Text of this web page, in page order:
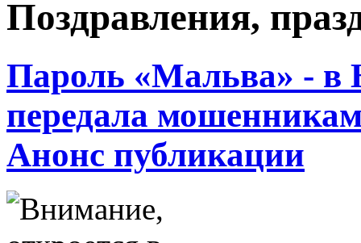
Поздравления,
Пароль «Мальва» - в
передала
Анонс публикации